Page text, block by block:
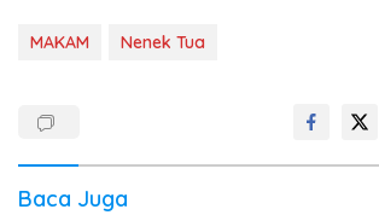
MAKAM Nenek Tua
Baca Juga